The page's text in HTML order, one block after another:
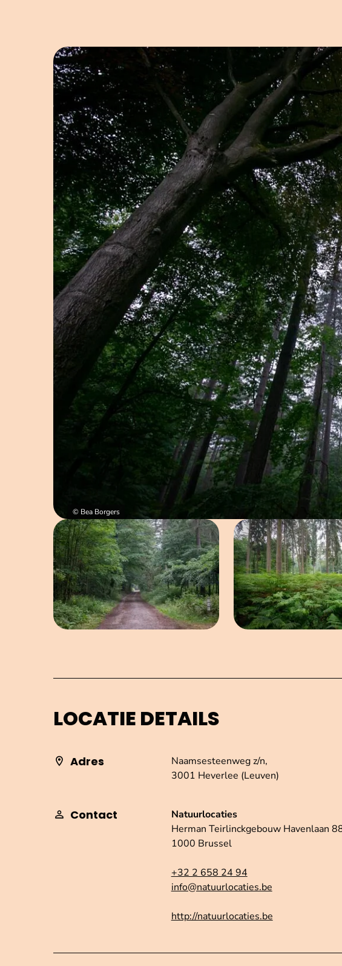
© Bea Borgers
Open afbeelding in popup
LOCATIE DETAILS
Adres
Naamsesteenweg z/n,
3001 Heverlee (Leuven)
Contact
Natuurlocaties
Herman Teirlinckgebouw Havenlaan
1000 Brussel
+32 2 658 24 94
info@natuurlocaties.be
http://natuurlocaties.be